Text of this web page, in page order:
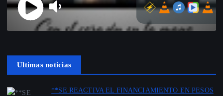
Ultimas noticias
**SE REACTIVA EL FINANCIAMIENTO EN PESOS